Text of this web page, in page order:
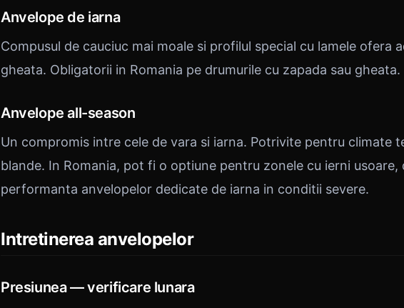
Anvelope de iarna
Compusul de cauciuc mai moale si profilul special cu lamele ofera
gheata. Obligatorii in Romania pe drumurile cu zapada sau gheata.
Anvelope all-season
Un compromis intre cele de vara si iarna. Potrivite pentru climate
blande. In Romania, pot fi o optiune pentru zonele cu ierni usoare,
performanta anvelopelor dedicate de iarna in conditii severe.
Intretinerea anvelopelor
Presiunea — verificare lunara